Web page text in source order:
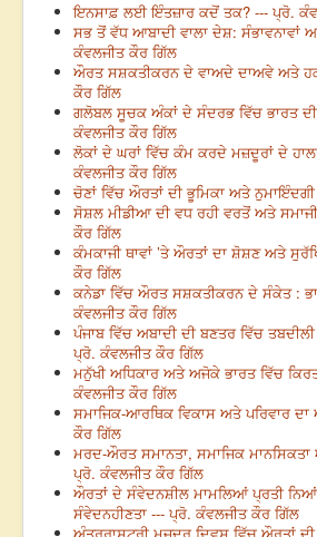
ਇਨਸਾਫ਼ ਲਈ ਇੰਤਜ਼ਾਰ ਕਦੋਂ ਤਕ? --- ਪ੍ਰੋ.
ਸਭ ਤੋਂ ਵੱਧ ਆਬਾਦੀ ਵਾਲਾ ਦੇਸ਼: ਸੰਭਾਵਨਾਵਾਂ
ਕੰਵਲਜੀਤ ਕੌਰ ਗਿੱਲ
ਔਰਤ ਸਸ਼ਕਤੀਕਰਨ ਦੇ ਵਾਅਦੇ ਦਾਅਵੇ ਅਤੇ
ਕੌਰ ਗਿੱਲ
ਗਲੋਬਲ ਸੂਚਕ ਅੰਕਾਂ ਦੇ ਸੰਦਰਭ ਵਿੱਚ ਭਾਰਤ
ਕੰਵਲਜੀਤ ਕੌਰ ਗਿੱਲ
ਲੋਕਾਂ ਦੇ ਘਰਾਂ ਵਿੱਚ ਕੰਮ ਕਰਦੇ ਮਜ਼ਦੂਰਾਂ ਦੇ
ਕੰਵਲਜੀਤ ਕੌਰ ਗਿੱਲ
ਚੋਣਾਂ ਵਿੱਚ ਔਰਤਾਂ ਦੀ ਭੂਮਿਕਾ ਅਤੇ
ਸੋਸ਼ਲ ਮੀਡੀਆ ਦੀ ਵਧ ਰਹੀ ਵਰਤੋਂ ਅਤੇ
ਕੌਰ ਗਿੱਲ
ਕੰਮਕਾਜੀ ਥਾਵਾਂ ’ਤੇ ਔਰਤਾਂ ਦਾ ਸ਼ੋਸ਼ਣ ਅਤੇ
ਕੌਰ ਗਿੱਲ
ਕਨੇਡਾ ਵਿੱਚ ਔਰਤ ਸਸ਼ਕਤੀਕਰਨ ਦੇ ਸੰਕੇਤ :
ਕੰਵਲਜੀਤ ਕੌਰ ਗਿੱਲ
ਪੰਜਾਬ ਵਿੱਚ ਅਬਾਦੀ ਦੀ ਬਣਤਰ ਵਿੱਚ
ਪ੍ਰੋ. ਕੰਵਲਜੀਤ ਕੌਰ ਗਿੱਲ
ਮਨੁੱਖੀ ਅਧਿਕਾਰ ਅਤੇ ਅਜੋਕੇ ਭਾਰਤ ਵਿੱਚ
ਕੰਵਲਜੀਤ ਕੌਰ ਗਿੱਲ
ਸਮਾਜਿਕ-ਆਰਥਿਕ ਵਿਕਾਸ ਅਤੇ ਪਰਿਵਾਰ
ਕੌਰ ਗਿੱਲ
ਮਰਦ-ਔਰਤ ਸਮਾਨਤਾ, ਸਮਾਜਿਕ ਮਾਨਸਿਕਤਾ
ਪ੍ਰੋ. ਕੰਵਲਜੀਤ ਕੌਰ ਗਿੱਲ
ਔਰਤਾਂ ਦੇ ਸੰਵੇਦਨਸ਼ੀਲ ਮਾਮਲਿਆਂ ਪ੍ਰਤੀ
ਸੰਵੇਦਨਹੀਣਤਾ --- ਪ੍ਰੋ. ਕੰਵਲਜੀਤ ਕੌਰ ਗਿੱਲ